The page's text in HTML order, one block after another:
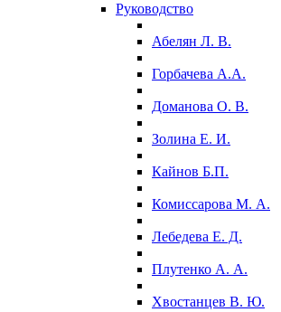
Руководство
Абелян Л. В.
Горбачева А.А.
Доманова О. В.
Золина Е. И.
Кайнов Б.П.
Комиссарова М. А.
Лебедева Е. Д.
Плутенко А. А.
Хвостанцев В. Ю.